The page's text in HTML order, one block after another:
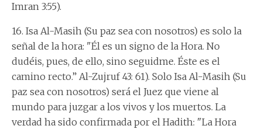
Imran 3:55).
16. Isa Al-Masih (Su paz sea con nosotros) es solo la
señal de la hora: "Él es un signo de la Hora. No
dudéis, pues, de ello, sino seguidme. Éste es el
camino recto.” Al-Zujruf 43: 61). Solo Isa Al-Masih (Su
paz sea con nosotros) será el Juez que viene al
mundo para juzgar a los vivos y los muertos. La
verdad ha sido confirmada por el Hadith: "La Hora